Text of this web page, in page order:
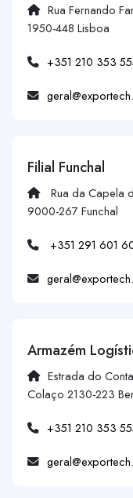
Rua Fernando
1950-448 Lisboa
+351 210 353
Filial Funchal
Rua da Capela
9000-267 Funchal
+351 291 601
Armazém
Estrada do
Colaço 2130-223
+351 210 353